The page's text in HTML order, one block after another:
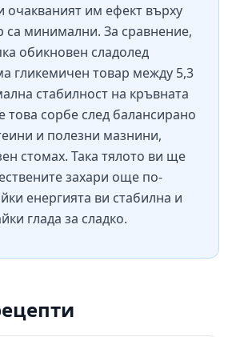
очакваният им ефект върху
са минимални. За сравнение,
обикновен сладолед
гликемичен товар между 5,3
стабилност на кръвната
това сорбе след балансирано
и полезни мазнини,
стомах. Така тялото ви ще
захари още по-
енергията ви стабилна и
глада за сладко.